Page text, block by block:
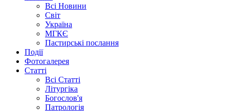
Всі Новини
Світ
Україна
МГКЄ
Пастирські послання
Події
Фотогалерея
Статті
Всі Статті
Літургіка
Богослов'я
Патрологія